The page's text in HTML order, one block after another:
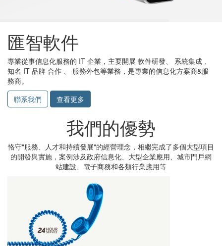
匯智軟件
專業從事信息化服務的 IT 企業，主要開展 軟件研發、 系統集成 、
知名 IT 品牌 合作 、 服務外包等業務，是專業的信息化方案商&服
務商。
聯系我們
查看更多
我們的優勢
恪守"服務、人才和持續發展"的經營理念，相繼完成了多個大型項目
的開發與實施，案例涉及政府信息化、大型企業應用、城市門戶網
站建設、電子商務和各類行業應用等